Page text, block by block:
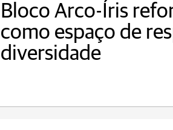
Bloco Arco-Íris
como espaço de
diversidade